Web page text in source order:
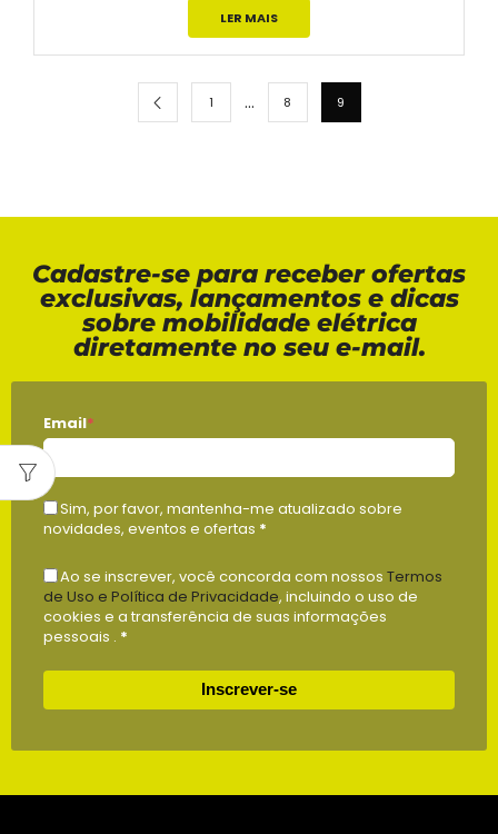
LER MAIS
1 … 8 9
Cadastre-se para receber ofertas
exclusivas, lançamentos e dicas
sobre mobilidade elétrica
diretamente no seu e-mail.
Email*
Sim, por favor, mantenha-me atualizado sobre
novidades, eventos e ofertas *
Ao se inscrever, você concorda com nossos Termos
de Uso e Política de Privacidade, incluindo o uso de
cookies e a transferência de suas informações
pessoais . *
Inscrever-se